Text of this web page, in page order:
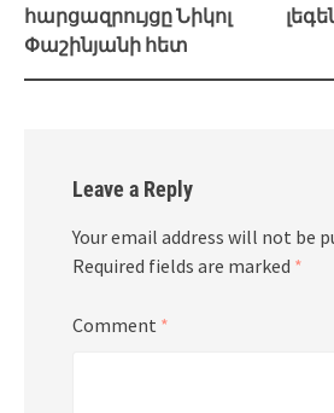
հարցազրույցը Նիկոլ
Փաշինյանի հետ
Leave a Reply
Your email address will not be
Required fields are marked *
Comment *